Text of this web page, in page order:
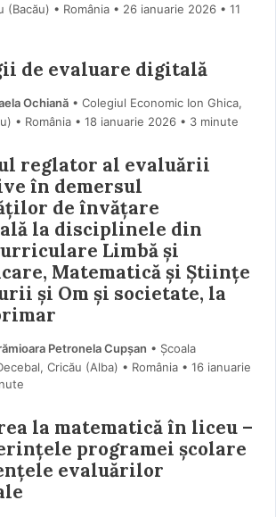
(Bacău) • România
26 ianuarie 2026 • 11
de evaluare digitală
Ochiană• Colegiul Economic Ion Ghica,
• România
18 ianuarie 2026 • 3 minute
reglator al evaluării
în demersul
de învățare
la disciplinele din
Limbă și
Matematică și Științe
și Om și societate, la
Petronela Cupșan • Școala
Cricău (Alba) • România
16 ianuarie
la matematică în liceu –
programei școlare
evaluărilor